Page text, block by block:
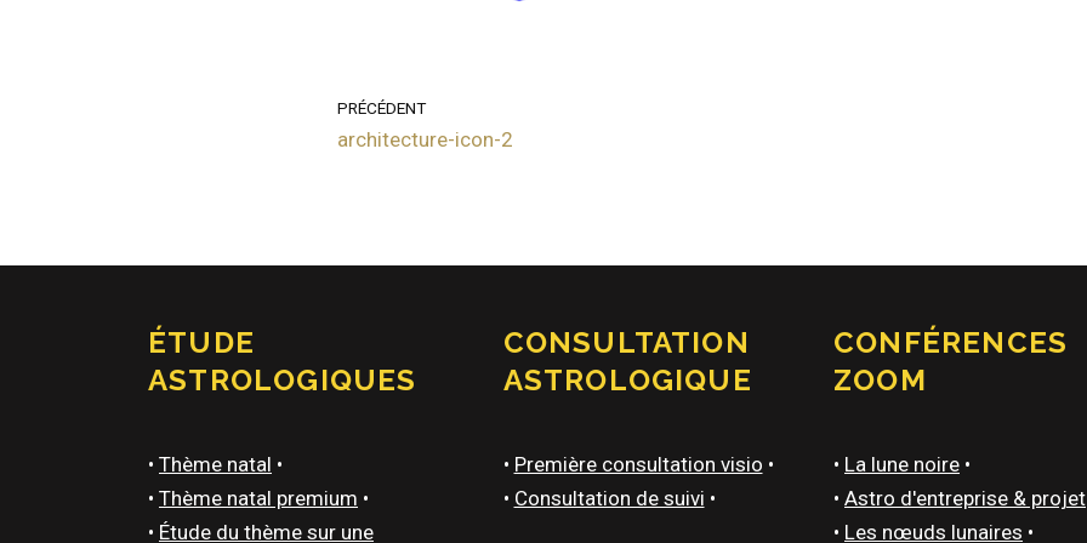
PRÉCÉDENT
architecture-icon-2
ÉTUDE
ASTROLOGIQUES
• Thème natal •
• Thème natal premium •
• Étude du thème sur une
CONSULTATION
ASTROLOGIQUE
• Première consultation visio •
• Consultation de suivi •
CONFÉRENCES
ZOOM
• La lune noire •
• Astro d'entreprise & projet
• Les nœuds lunaires •